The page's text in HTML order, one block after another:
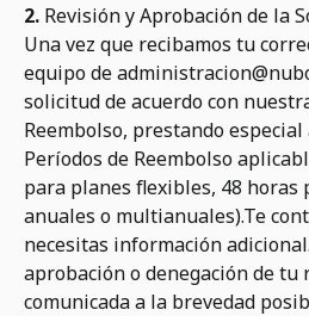
2. Revisión y Aprobación de la
Una vez que recibamos tu
equipo de
solicitud de acuerdo con
Reembolso, prestando
Períodos de Reembolso
para planes flexibles, 48 horas
anuales o multianuales).Te
necesitas información
aprobación o denegación de tu
comunicada a la brevedad